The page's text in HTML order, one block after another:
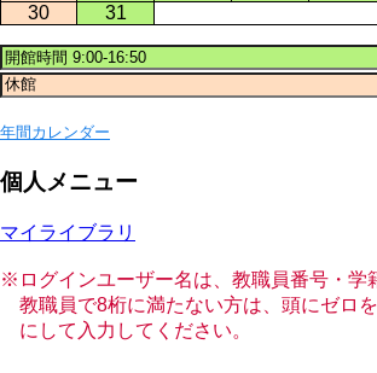
30
31
年間カレンダー
個人メニュー
マイライブラリ
※ログインユーザー名は、教職員番号・学
教職員で8桁に満たない方は、頭にゼロ
にして入力してください。